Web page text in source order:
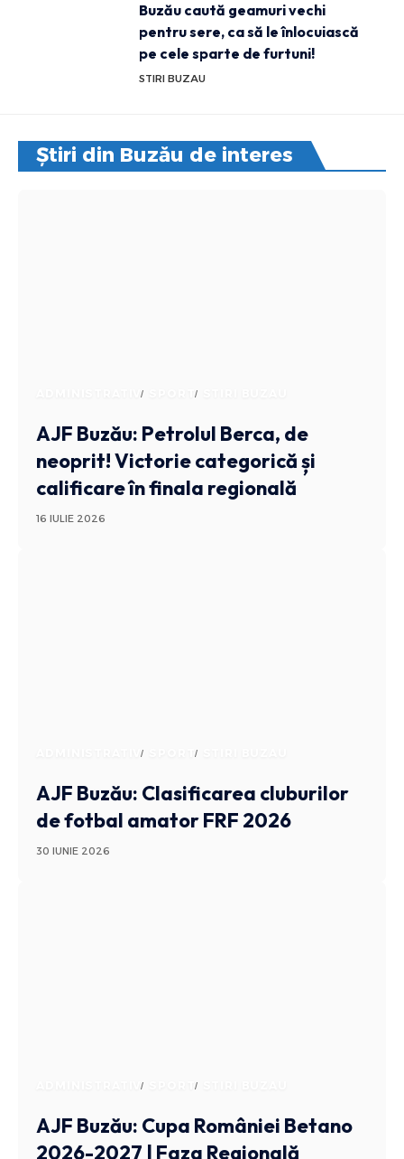
Buzău caută geamuri vechi
pentru sere, ca să le înlocuiască
pe cele sparte de furtuni!
STIRI BUZAU
Știri din Buzău de interes
ADMINISTRATIV SPORT
AJF Buzău: Petrolul Berca, de
neoprit! Victorie categorică și
calificare în finala regională
16 IULIE 2026
ADMINISTRATIV SPORT
AJF Buzău: Clasificarea cluburilor
de fotbal amator FRF 2026
30 IUNIE 2026
ADMINISTRATIV SPORT
AJF Buzău: Cupa României Betano
2026-2027 | Faza Regională